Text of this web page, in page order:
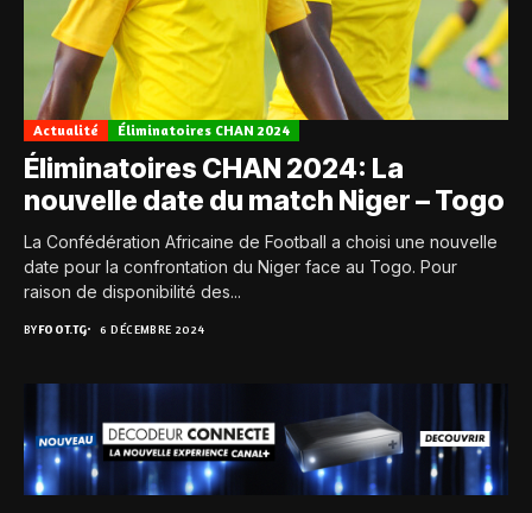
Actualité Éliminatoires CHAN 2024
Éliminatoires CHAN 2024: La
nouvelle date du match Niger – Togo
La Confédération Africaine de Football a choisi une nouvelle
date pour la confrontation du Niger face au Togo. Pour
raison de disponibilité des...
BYFOOT.TG 6 DÉCEMBRE 2024